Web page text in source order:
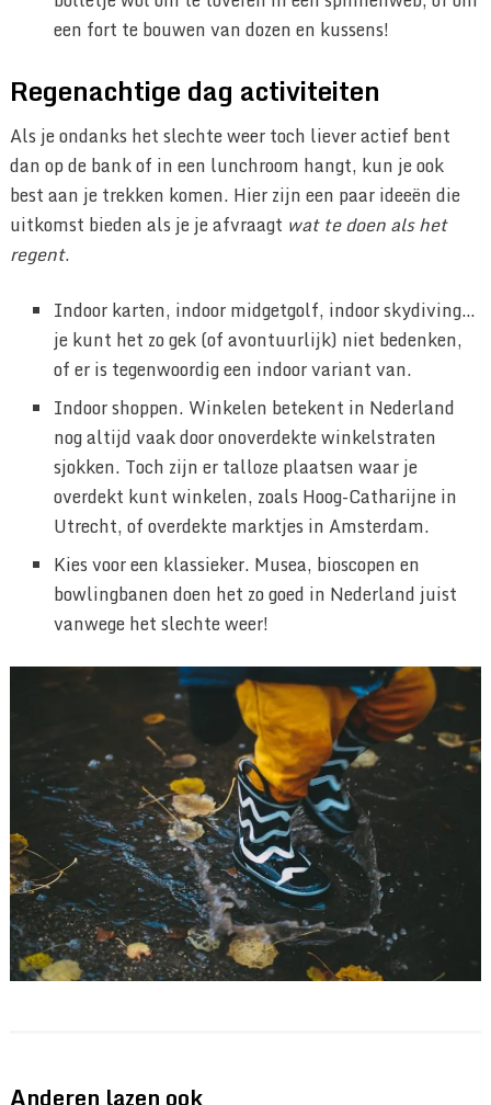
een fort te bouwen van dozen en kussens!
Regenachtige dag activiteiten
Als je ondanks het slechte weer toch liever actief bent
dan op de bank of in een lunchroom hangt, kun je ook
best aan je trekken komen. Hier zijn een paar ideeën die
uitkomst bieden als je je afvraagt wat te doen als het
regent.
Indoor karten, indoor midgetgolf, indoor skydiving…
je kunt het zo gek (of avontuurlijk) niet bedenken,
of er is tegenwoordig een indoor variant van.
Indoor shoppen. Winkelen betekent in Nederland
nog altijd vaak door onoverdekte winkelstraten
sjokken. Toch zijn er talloze plaatsen waar je
overdekt kunt winkelen, zoals Hoog-Catharijne in
Utrecht, of overdekte marktjes in Amsterdam.
Kies voor een klassieker. Musea, bioscopen en
bowlingbanen doen het zo goed in Nederland juist
vanwege het slechte weer!
Anderen lazen ook